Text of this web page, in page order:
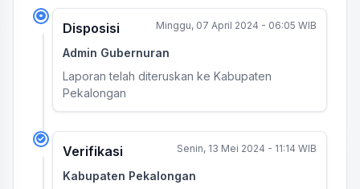
Disposisi Minggu, 07 April 2024 - 06:05 WIB
Admin Gubernuran
Laporan telah diteruskan ke Kabupaten
Pekalongan
Verifikasi Senin, 13 Mei 2024 - 11:14 WIB
Kabupaten Pekalongan